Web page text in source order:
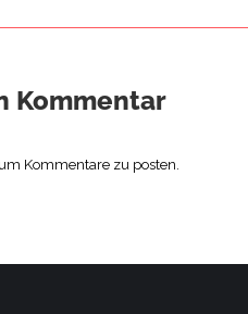
Kommentar
um Kommentare zu posten.